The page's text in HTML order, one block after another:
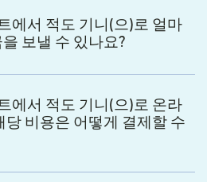
에서 적도 기니(으)로 얼마
보낼 수 있나요?
에서 적도 기니(으)로 온라
당 비용은 어떻게 결제할 수